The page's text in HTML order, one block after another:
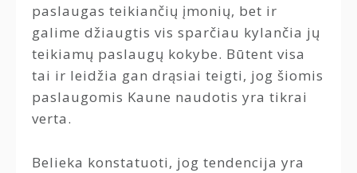
paslaugas teikiančių įmonių, bet ir
galime džiaugtis vis sparčiau kylančia jų
teikiamų paslaugų kokybe. Būtent visa
tai ir leidžia gan drąsiai teigti, jog šiomis
paslaugomis Kaune naudotis yra tikrai
verta.
Belieka konstatuoti, jog tendencija yra